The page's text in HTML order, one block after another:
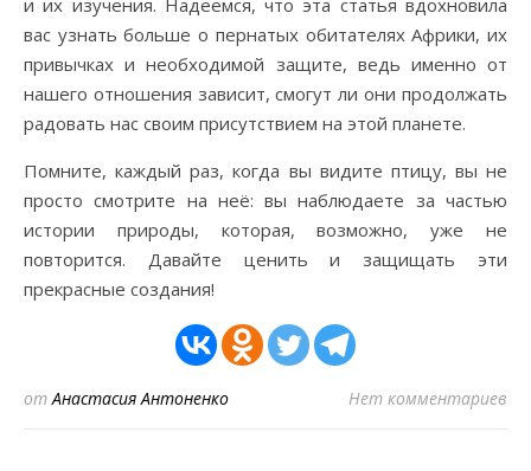
и их изучения. Надеемся, что эта статья вдохновила
вас узнать больше о пернатых обитателях Африки, их
привычках и необходимой защите, ведь именно от
нашего отношения зависит, смогут ли они продолжать
радовать нас своим присутствием на этой планете.
Помните, каждый раз, когда вы видите птицу, вы не
просто смотрите на неё: вы наблюдаете за частью
истории природы, которая, возможно, уже не
повторится. Давайте ценить и защищать эти
прекрасные создания!
отАнастасия Антоненко Нет комментариев